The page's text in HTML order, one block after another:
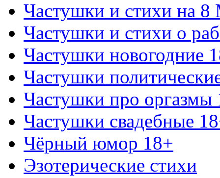
Частушки и стихи на 8
Частушки и стихи о
Частушки новогодние
Частушки
Частушки про оргазмы
Частушки свадебные
Чёрный юмор 18+
Эзотерические стихи